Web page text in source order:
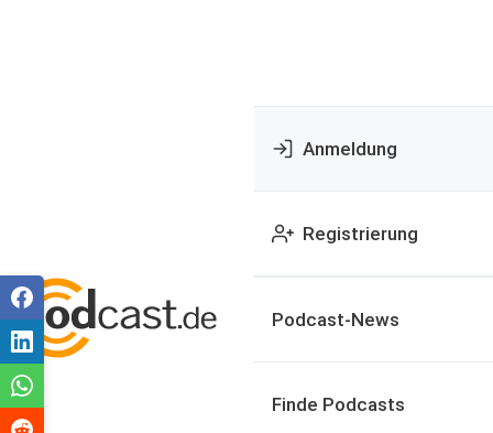
Anmeldung
Registrierung
Podcast-News
Finde Podcasts